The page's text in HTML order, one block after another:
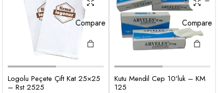
Compare
Logolu Peçete Çift Kat 25×25
– Rst 2525
Compare
Kutu Mendil Cep 10’luk – KM
125